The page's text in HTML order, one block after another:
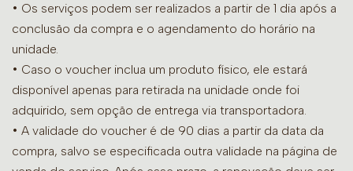
• Os serviços podem ser realizados a partir de 1 dia após a
conclusão da compra e o agendamento do horário na
unidade.
• Caso o voucher inclua um produto físico, ele estará
disponível apenas para retirada na unidade onde foi
adquirido, sem opção de entrega via transportadora.
• A validade do voucher é de 90 dias a partir da data da
compra, salvo se especificada outra validade na página de